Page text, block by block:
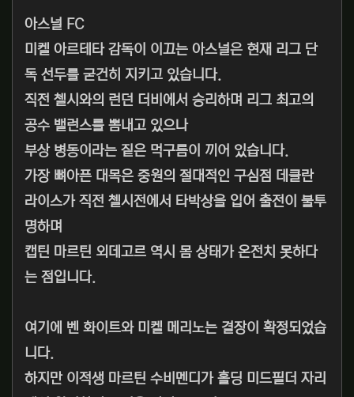
아스널 FC
미켈 아르테타 감독이 이끄는 아스널은 현재 리그 단
독 선두를 굳건히 지키고 있습니다.
직전 첼시와의 런던 더비에서 승리하며 리그 최고의
공수 밸런스를 뽐내고 있으나
부상 병동이라는 짙은 먹구름이 끼어 있습니다.
가장 뼈아픈 대목은 중원의 절대적인 구심점 데클란
라이스가 직전 첼시전에서 타박상을 입어 출전이 불투
명하며
캡틴 마르틴 외데고르 역시 몸 상태가 온전치 못하다
는 점입니다.
여기에 벤 화이트와 미켈 메리노는 결장이 확정되었습
니다.
하지만 이적생 마르틴 수비멘디가 홀딩 미드필더 자리